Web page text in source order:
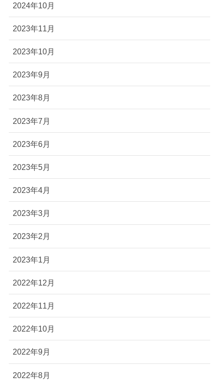
2024年10月
2023年11月
2023年10月
2023年9月
2023年8月
2023年7月
2023年6月
2023年5月
2023年4月
2023年3月
2023年2月
2023年1月
2022年12月
2022年11月
2022年10月
2022年9月
2022年8月